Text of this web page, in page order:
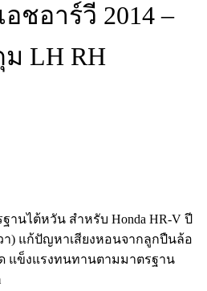
ชอาร์วี 2014 –
ม LH RH
นไต้หวัน สำหรับ Honda HR-V ปี
า) แก้ปัญหาเสียงหอนจากลูกปืนล้อ
แข็งแรงทนทานตามมาตรฐาน